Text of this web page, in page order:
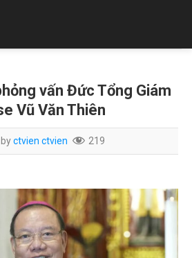
vấn Đức Tổng Giám
Vũ Văn Thiên
byctvien ctvien 219